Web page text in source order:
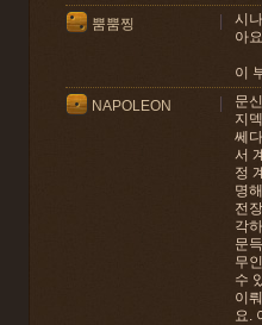
뿜뿜찡
시
아
이
NAPOLEON
문
지
쎄
서
정
명
전
각
문
무
수
이
요.